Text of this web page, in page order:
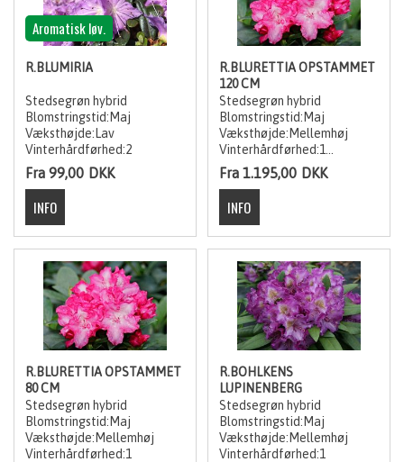
Aromatisk løv.
R.BLUMIRIA
Stedsegrøn hybrid
Blomstringstid:Maj
Væksthøjde:Lav
Vinterhårdførhed:2
Fra 99,00 DKK
R.BLURETTIA OPSTAMMET
120 CM
Stedsegrøn hybrid
Blomstringstid:Maj
Væksthøjde:Mellemhøj
Vinterhårdførhed:1
valgs str. angiver krones str.
Fra 1.195,00 DKK
R.BLURETTIA OPSTAMMET
80 CM
Stedsegrøn hybrid
Blomstringstid:Maj
Væksthøjde:Mellemhøj
Vinterhårdførhed:1
R.BOHLKENS
LUPINENBERG
Stedsegrøn hybrid
Blomstringstid:Maj
Væksthøjde:Mellemhøj
Vinterhårdførhed:1